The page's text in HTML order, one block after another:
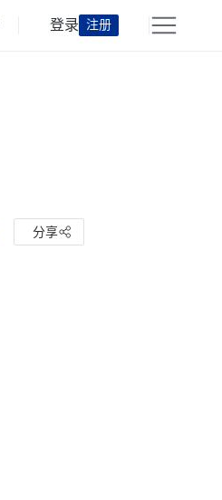
登录 注册
分享